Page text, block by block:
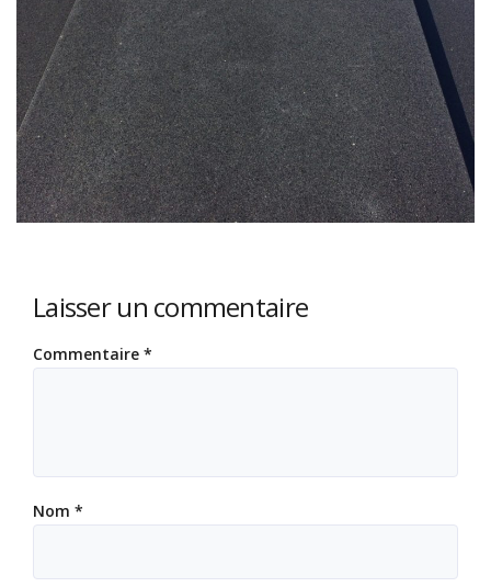
Laisser un commentaire
Commentaire *
Nom *